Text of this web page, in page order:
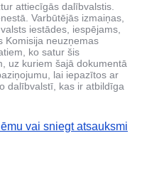
attiecīgās dalībvalstis.
Varbūtējās izmaiņas,
iestādes, iespējams,
Komisija neuzņemas
ko satur šis
uz kuriem šajā dokumentā
lai iepazītos ar
dalībvalstī, kas ir atbildīga
vai sniegt atsauksmi